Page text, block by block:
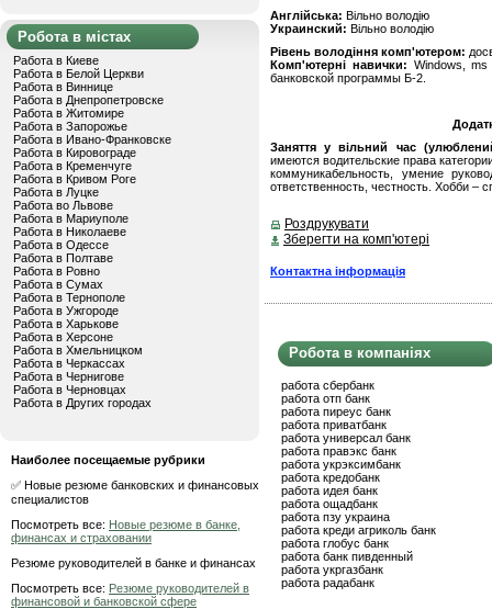
Робота в містах
Работа в Киеве
Работа в Белой Церкви
Работа в Виннице
Работа в Днепропетровске
Работа в Житомире
Работа в Запорожье
Работа в Ивано-Франковске
Работа в Кировограде
Работа в Кременчуге
Работа в Кривом Роге
Работа в Луцке
Работа во Львове
Работа в Мариуполе
Работа в Николаеве
Работа в Одессе
Работа в Полтаве
Работа в Ровно
Работа в Сумах
Работа в Тернополе
Работа в Ужгороде
Работа в Харькове
Работа в Херсоне
Работа в Хмельницком
Работа в Черкассах
Работа в Чернигове
Работа в Черновцах
Работа в Других городах
Наиболее посещаемые рубрики
✅ Новые резюме банковских и финансовых
специалистов
Посмотреть все: Новые резюме в банке,
финансах и страховании
Резюме руководителей в банке и финансах
Посмотреть все: Резюме руководителей в
финансовой и банковской сфере
Англійська: Вільно володію
Украинский: Вільно володію
Рівень володіння комп'ютером:
Комп'ютерні навички: Windows,
банковской программы Б-2.
Заняття у вільний час
имеются водительские права
коммуникабельность, умение
ответственность, честность. Хобби –
Роздрукувати
Зберегти на комп'ютері
Контактна інформація
Робота в компаніях
работа сбербанк
работа отп банк
работа пиреус банк
работа приватбанк
работа универсал банк
работа правэкс банк
работа укрэксимбанк
работа кредобанк
работа идея банк
работа ощадбанк
работа пзу украина
работа креди агриколь банк
работа глобус банк
работа банк пивденный
работа укргазбанк
работа радабанк